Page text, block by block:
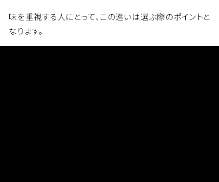
味を重視する人にとって、この違いは選ぶ際のポイントと
なります。